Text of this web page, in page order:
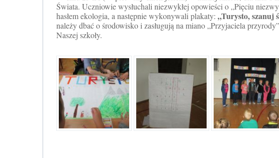
Świata. Uczniowie wysłuchali niezwykłej opowieści o „Pięciu
hasłem ekologia, a następnie wykonywali plakaty: „Turysto, szanuj
należy dbać o środowisko i zasługują na miano „Przyjaciela
Naszej szkoły.